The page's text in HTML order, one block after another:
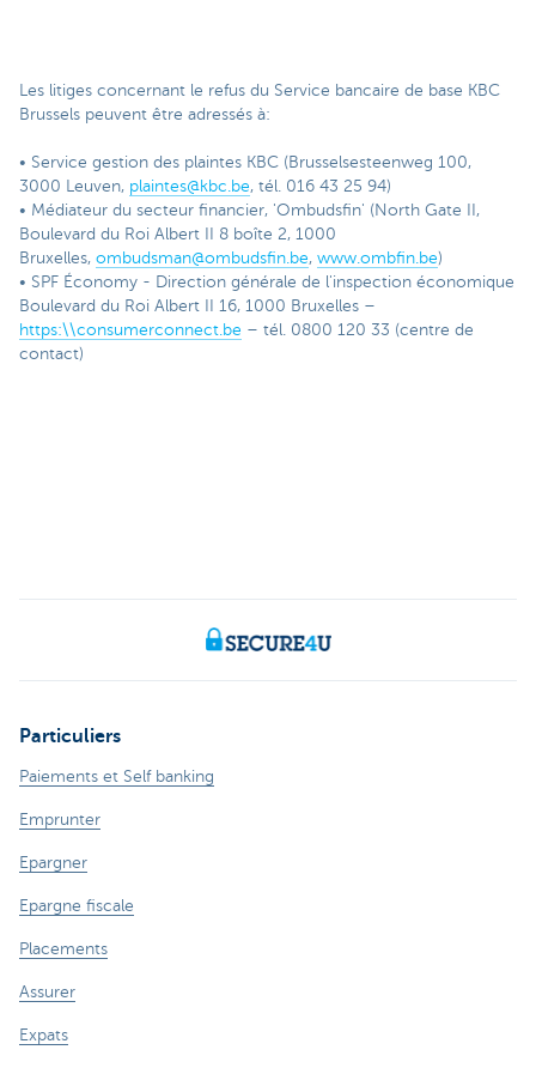
Les litiges concernant le refus du Service bancaire de base KBC
Brussels peuvent être adressés à:
• Service gestion des plaintes KBC (Brusselsesteenweg 100,
3000 Leuven, plaintes@kbc.be, tél. 016 43 25 94)
• Médiateur du secteur financier, 'Ombudsfin' (North Gate II,
Boulevard du Roi Albert II 8 boîte 2, 1000
Bruxelles, ombudsman@ombudsfin.be, www.ombfin.be)
• SPF Économy - Direction générale de l'inspection économique
Boulevard du Roi Albert II 16, 1000 Bruxelles –
https:\\consumerconnect.be – tél. 0800 120 33 (centre de
contact)
Particuliers
Paiements et Self banking
Emprunter
Epargner
Epargne fiscale
Placements
Assurer
Expats